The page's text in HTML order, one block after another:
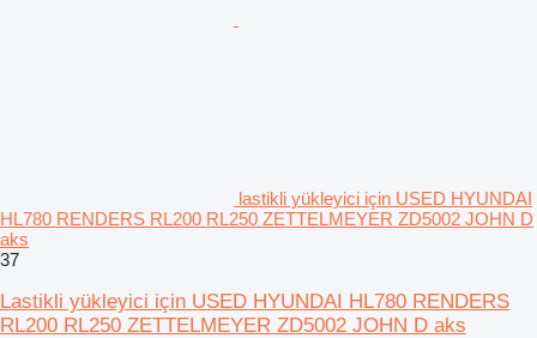
lastikli yükleyici için USED HYUNDAI
HL780 RENDERS RL200 RL250 ZETTELMEYER ZD5002 JOHN D
aks
37
Lastikli yükleyici için USED HYUNDAI HL780 RENDERS
RL200 RL250 ZETTELMEYER ZD5002 JOHN D aks